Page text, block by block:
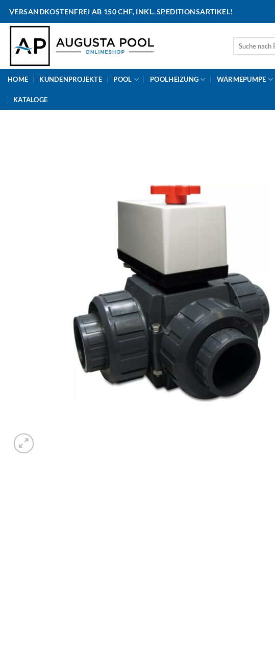
VERSANDKOSTENFREI AB 150 CHF, INKL. SPEDITIONSARTIKEL!
Suche
HOME KUNDENPROJEKTE POOL POOLHEIZUNG WÄRMEPUMPE
KATALOGE